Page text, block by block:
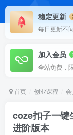
稳定更新
每日更新不
加入会员
全站免费，
首页 创业课程
coze扣子一键
进阶版本